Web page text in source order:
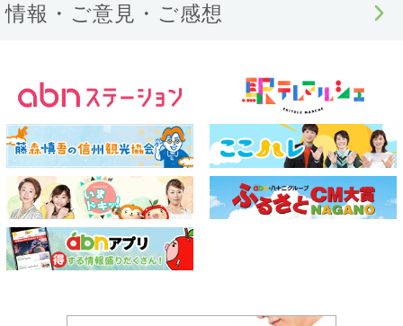
情報・ご意見・ご感想